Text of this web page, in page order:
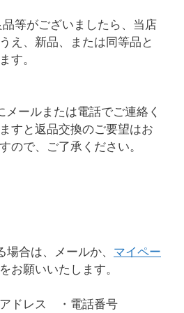
品等がございましたら、当店
え、新品、または同等品と
す。
ールまたは電話でご連絡く
すと返品交換のご要望はお
ので、ご了承ください。
合は、メールか、 マイペー
お願いいたします。
ドレス ・電話番号